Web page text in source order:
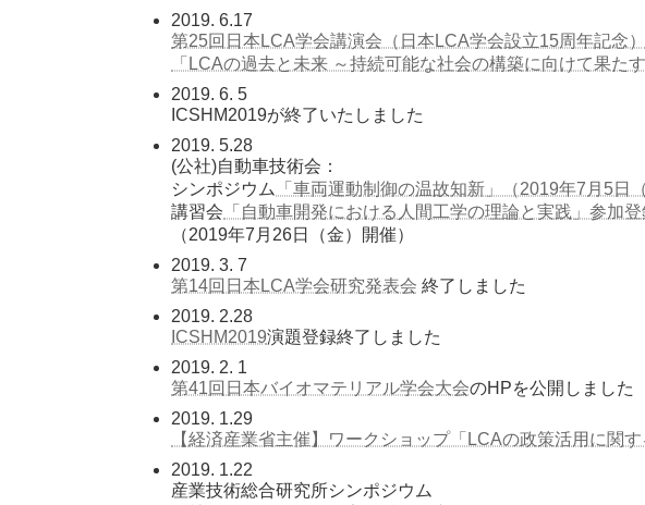
2019. 6.17
第25回日本LCA学会講演会（日本LCA学会設立15周年記念）
「LCAの過去と未来 ～持続可能な社会の構築に向けて果た
2019. 6. 5
ICSHM2019が終了いたしました
2019. 5.28
(公社)自動車技術会：
シンポジウム
「車両運動制御の温故知新」（2019年7月5日
講習会 「自動車開発における人間工学の理論と実践」参加
（2019年7月26日（金）開催）
2019. 3. 7
第14回日本LCA学会研究発表会 終了しました
2019. 2.28
ICSHM2019演題登録終了しました
2019. 2. 1
第41回日本バイオマテリアル学会大会のHPを公開しました
2019. 1.29
【経済産業省主催】ワークショップ「LCAの政策活用に関
2019. 1.22
産業技術総合研究所シンポジウム